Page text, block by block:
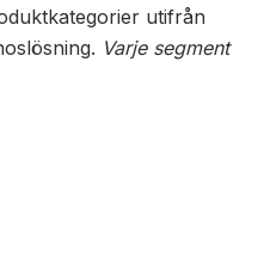
utifrån
Varje segment